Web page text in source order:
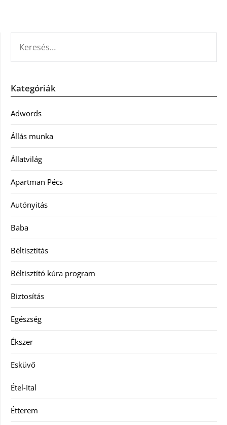
Kategóriák
Adwords
Állás munka
Állatvilág
Apartman Pécs
Autónyitás
Baba
Béltisztítás
Béltisztító kúra program
Biztosítás
Egészség
Ékszer
Esküvő
Étel-Ital
Étterem